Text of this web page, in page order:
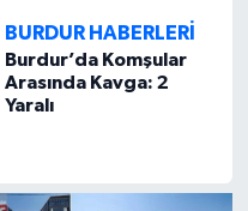
BURDUR HABERLERİ
Burdur’da Komşular
Arasında Kavga: 2
Yaralı